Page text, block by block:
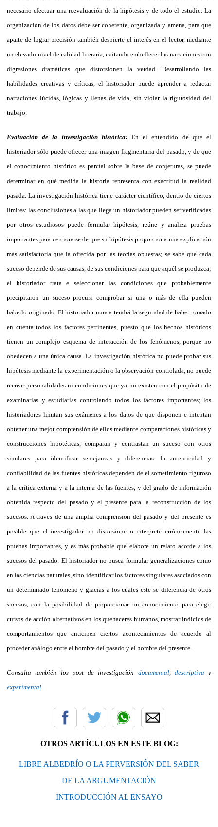
necesario efectuar una reevaluación de la hipótesis y de todo el estudio. La
organización de los datos debe ser coherente, organizada y amena, para que
aparte de lograr precisión también despierte el interés en el lector, mediante
un elevado nivel de calidad literaria, evitando embellecer las narraciones con
digresiones dramáticas que distorsionen la verdad. Desarrollando las
habilidades creativas y críticas, el historiador puede aprender a redactar
narraciones lúcidas, lógicas y llenas de vida, sin violar la rigurosidad del
trabajo.
Evaluación de la investigación histórica: En el entendido de que el
historiador sólo puede ofrecer una imagen fragmentaria del pasado, y de que
el conocimiento histórico es parcial sobre la base de conjeturas, se puede
determinar en qué medida la historia representa con exactitud la realidad
pasada. La investigación histórica tiene carácter científico, dentro de ciertos
límites: las conclusiones a las que llega un historiador pueden ser verificadas
por otros estudiosos puede formular hipótesis, reúne y analiza pruebas
importantes para cerciorarse de que su hipótesis proporciona una explicación
más satisfactoria que la ofrecida por las teorías opuestas; se sabe que cada
suceso depende de sus causas, de sus condiciones para que aquél se produzca;
el historiador trata e seleccionar las condiciones que probablemente
precipitaron un suceso procura comprobar si una o más de ella pueden
haberlo originado. El historiador nunca tendrá la seguridad de haber tomado
en cuenta todos los factores pertinentes, puesto que los hechos históricos
tienen un complejo esquema de interacción de los fenómenos, porque no
obedecen a una única causa. La investigación histórica no puede probar sus
hipótesis mediante la experimentación o la observación controlada, no puede
recrear personalidades ni condiciones que ya no existen con el propósito de
examinarlas y estudiarlas controlando todos los factores importantes; los
historiadores limitan sus exámenes a los datos de que disponen e intentan
obtener una mejor comprensión de ellos mediante comparaciones históricas y
construcciones hipotéticas, comparan y contrastan un suceso con otros
similares para identificar semejanzas y diferencias: la autenticidad y
confiabilidad de las fuentes históricas dependen de el sometimiento riguroso
a la crítica externa y a la interna de las fuentes, y del grado de información
obtenida respecto del pasado y el presente para la reconstrucción de los
sucesos. A través de una amplia comprensión del pasado y del presente es
posible que el investigador no distorsione o interprete erróneamente las
pruebas importantes, y es más probable que elabore un relato acorde a los
sucesos del pasado. El historiador no busca formular generalizaciones como
en las ciencias naturales, sino identificar los factores singulares asociados con
un determinado fenómeno y gracias a los cuales éste se diferencia de otros
sucesos, con la posibilidad de proporcionar un conocimiento para elegir
cursos de acción alternativos en los quehaceres humanos, mostrar indicios de
comportamientos que anticipen ciertos acontecimientos de acuerdo al
proceder análogo entre el hombre del pasado y el hombre del presente.
Consulta también los post de investigación documental, descriptiva y
experimental
OTROS ARTÍCULOS EN ESTE BLOG:
LIBRE ALBEDRÍO O LA PERVERSIÓN DEL SABER
DE LA ARGUMENTACIÓN
INTRODUCCIÓN AL ENSAYO